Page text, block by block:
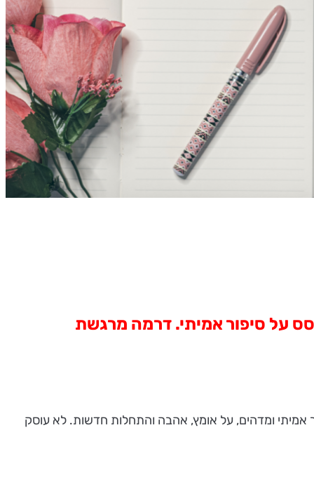
על סיפור אמיתי. דרמה מרגשת
אמיתי ומדהים, על אומץ, אהבה והתחלות חדשות. לא עוסק